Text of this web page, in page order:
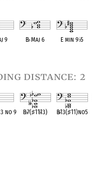
9 B♭Maj 6 E min 9♭5
distance: 2
no 9 B♭7(♯11♭13) B♭13(♯11)no5